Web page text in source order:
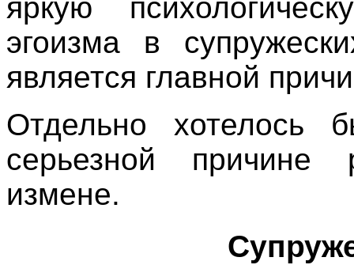
яркую
эгоизма в
является главной
Отдельно хотелось
серьезной причине
измене.